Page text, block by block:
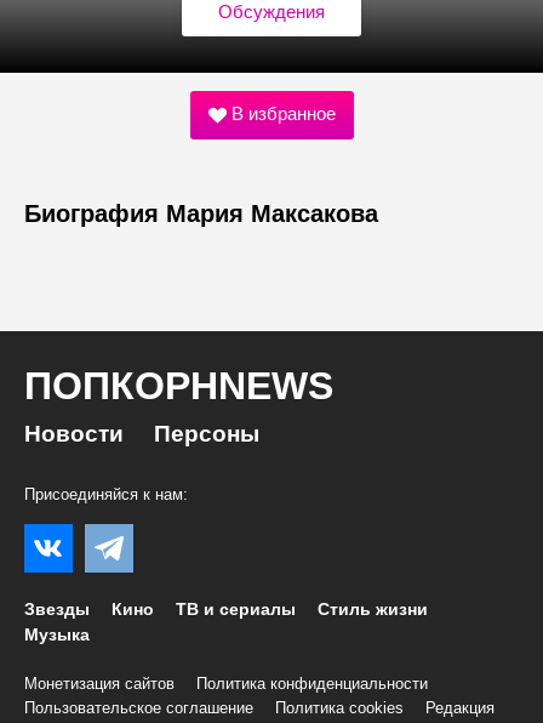
Обсуждения
В избранное
Биография Мария Максакова
ПОПКОРНNEWS
Новости Персоны
Присоединяйся к нам:
Звезды Кино ТВ и сериалы
Стиль жизни
Музыка
Монетизация сайтов
Политика конфиденциальности
Пользовательское соглашение
Политика cookies Редакция